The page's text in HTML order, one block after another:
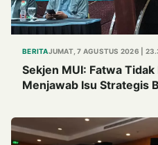
BERITAJUMAT, 7 AGUSTUS 2026 |
Sekjen MUI: Fatwa
Menjawab Isu Strategis